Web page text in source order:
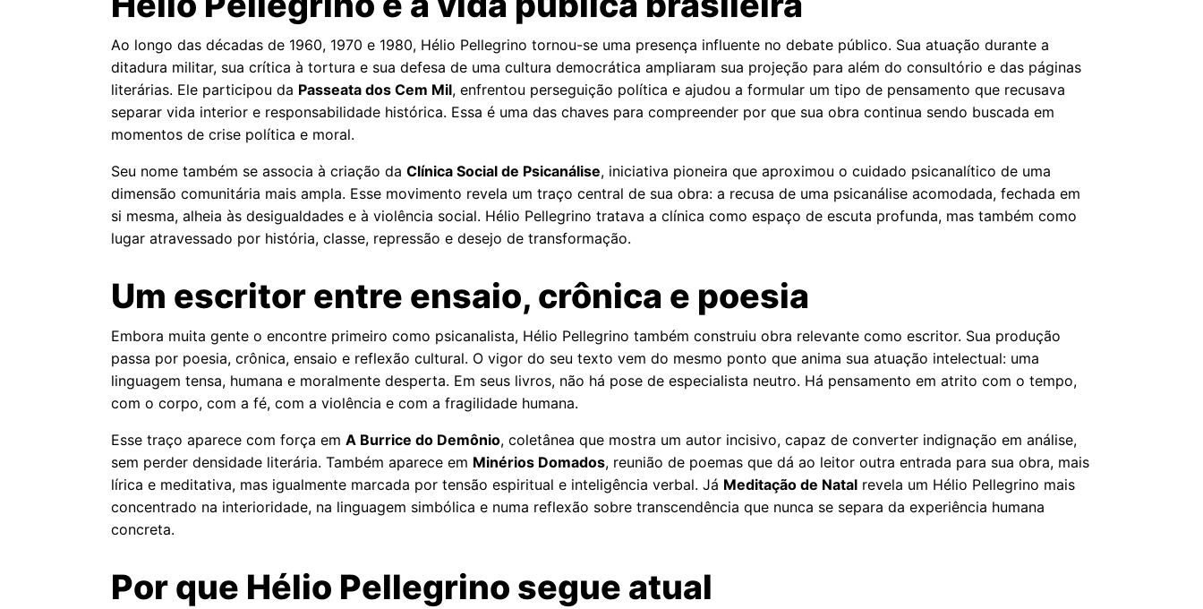
Ao longo das décadas de 1960, 1970 e 1980, Hélio Pellegrino tornou-se uma presença influente no debate público. Sua atuação durante a
ditadura militar, sua crítica à tortura e sua defesa de uma cultura democrática ampliaram sua projeção para além do consultório e das páginas
literárias. Ele participou da Passeata dos Cem Mil, enfrentou perseguição política e ajudou a formular um tipo de pensamento que recusava
separar vida interior e responsabilidade histórica. Essa é uma das chaves para compreender por que sua obra continua sendo buscada em
momentos de crise política e moral.
Seu nome também se associa à criação da Clínica Social de Psicanálise, iniciativa pioneira que aproximou o cuidado psicanalítico de uma
dimensão comunitária mais ampla. Esse movimento revela um traço central de sua obra: a recusa de uma psicanálise acomodada, fechada em
si mesma, alheia às desigualdades e à violência social. Hélio Pellegrino tratava a clínica como espaço de escuta profunda, mas também como
lugar atravessado por história, classe, repressão e desejo de transformação.
Um escritor entre ensaio, crônica e poesia
Embora muita gente o encontre primeiro como psicanalista, Hélio Pellegrino também construiu obra relevante como escritor. Sua produção
passa por poesia, crônica, ensaio e reflexão cultural. O vigor do seu texto vem do mesmo ponto que anima sua atuação intelectual: uma
linguagem tensa, humana e moralmente desperta. Em seus livros, não há pose de especialista neutro. Há pensamento em atrito com o tempo,
com o corpo, com a fé, com a violência e com a fragilidade humana.
Esse traço aparece com força em A Burrice do Demônio, coletânea que mostra um autor incisivo, capaz de converter indignação em análise,
sem perder densidade literária. Também aparece em Minérios Domados, reunião de poemas que dá ao leitor outra entrada para sua obra, mais
lírica e meditativa, mas igualmente marcada por tensão espiritual e inteligência verbal. Já Meditação de Natal revela um Hélio Pellegrino mais
concentrado na interioridade, na linguagem simbólica e numa reflexão sobre transcendência que nunca se separa da experiência humana
concreta.
Por que Hélio Pellegrino segue atual